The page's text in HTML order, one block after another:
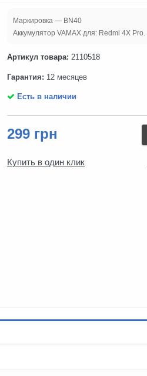
Маркировка — BN40
Аккумулятор VAMAX для: Redmi 4X Pro.
Артикул товара: 2110518
Гарантия: 12 месяцев
Есть в наличии
299 грн
Купить в один клик